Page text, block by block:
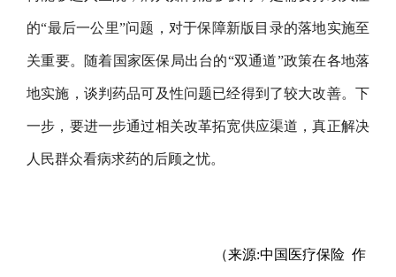
的“最后一公里”问题，对于保障新版目录的落地实施至
关重要。随着国家医保局出台的“双通道”政策在各地落
地实施，谈判药品可及性问题已经得到了较大改善。下
一步，要进一步通过相关改革拓宽供应渠道，真正解决
人民群众看病求药的后顾之忧。
（来源:中国医疗保险 作